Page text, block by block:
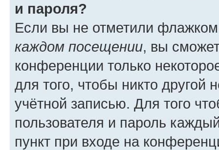
и пароля?
Если вы не отметили
каждом посещении, вы
конференции только
для того, чтобы никто другой
учётной записью. Для того
пользователя и пароль
пункт при входе на